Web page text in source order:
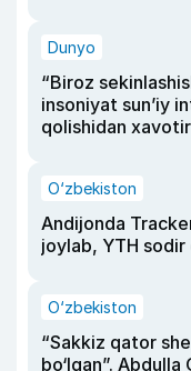
Dunyo
“Biroz
insoniyat sun’iy
qolishidan
O‘zbekiston
Andijonda
joylab, YTH sodir
O‘zbekiston
“Sakkiz qator
bo‘lgan”.